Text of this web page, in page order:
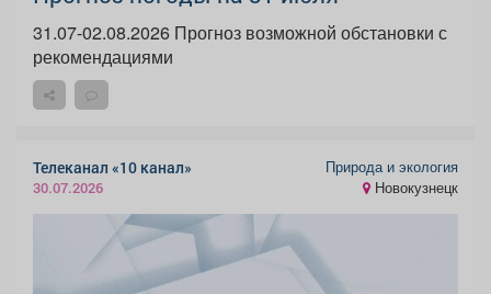
31.07-02.08.2026 Прогноз возможной обстановки с
рекомендациями
Телеканал «10 канал»
30.07.2026
Природа и экология
Новокузнецк